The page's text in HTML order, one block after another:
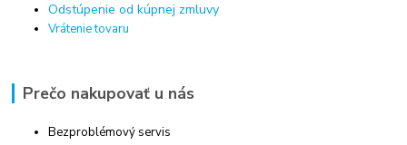
Odstúpenie od kúpnej zmluvy
Vrátenie tovaru
Prečo nakupovať u nás
Bezproblémový servis